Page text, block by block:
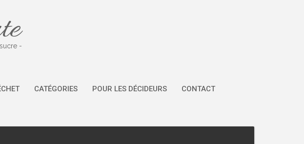
-
CATÉGORIES POUR LES DÉCIDEURS CONTACT